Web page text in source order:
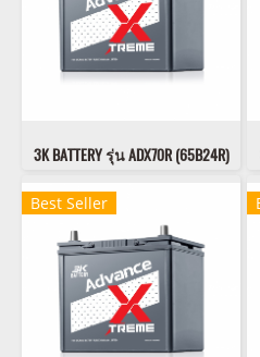
3K BATTERY รุ่น ADX70R (65B24R)
Best Seller